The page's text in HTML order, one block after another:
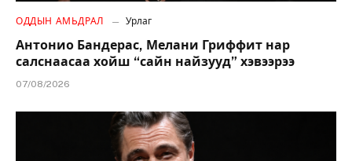
ОДДЫН АМЬДРАЛ Урлаг
Антонио Бандерас, Мелани Гриффит нар
салснаасаа хойш “сайн найзууд” хэвээрээ
07/08/2026